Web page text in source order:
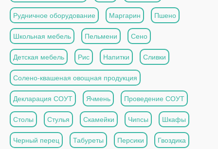
Рудничное оборудование Маргарин Пшено
Школьная мебель Пельмени Сено
Детская мебель Рис Напитки Сливки
Солено-квашеная овощная продукция
Декларация СОУТ Ячмень Проведение СОУТ
Столы Стулья Скамейки Чипсы Шкафы
Черный перец Табуреты Персики Гвоздика